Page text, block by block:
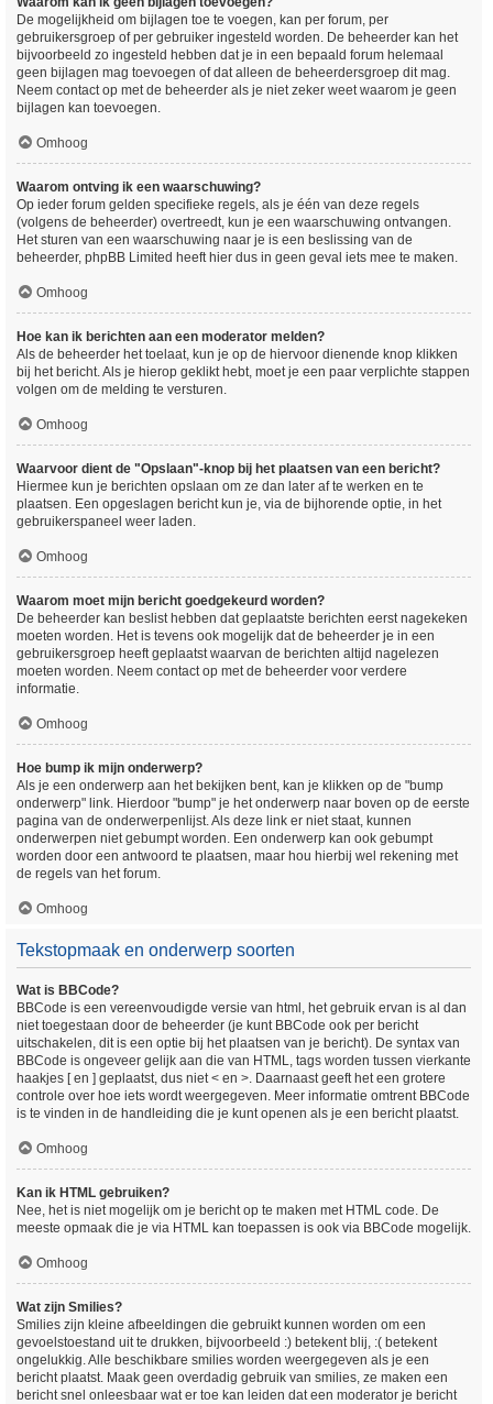
De mogelijkheid om bijlagen toe te voegen, kan per forum, per
gebruikersgroep of per gebruiker ingesteld worden. De beheerder kan het
bijvoorbeeld zo ingesteld hebben dat je in een bepaald forum helemaal
geen bijlagen mag toevoegen of dat alleen de beheerdersgroep dit mag.
Neem contact op met de beheerder als je niet zeker weet waarom je geen
bijlagen kan toevoegen.
Omhoog
Waarom ontving ik een waarschuwing?
Op ieder forum gelden specifieke regels, als je één van deze regels
(volgens de beheerder) overtreedt, kun je een waarschuwing ontvangen.
Het sturen van een waarschuwing naar je is een beslissing van de
beheerder, phpBB Limited heeft hier dus in geen geval iets mee te maken.
Omhoog
Hoe kan ik berichten aan een moderator melden?
Als de beheerder het toelaat, kun je op de hiervoor dienende knop klikken
bij het bericht. Als je hierop geklikt hebt, moet je een paar verplichte stappen
volgen om de melding te versturen.
Omhoog
Waarvoor dient de "Opslaan"-knop bij het plaatsen van een bericht?
Hiermee kun je berichten opslaan om ze dan later af te werken en te
plaatsen. Een opgeslagen bericht kun je, via de bijhorende optie, in het
gebruikerspaneel weer laden.
Omhoog
Waarom moet mijn bericht goedgekeurd worden?
De beheerder kan beslist hebben dat geplaatste berichten eerst nagekeken
moeten worden. Het is tevens ook mogelijk dat de beheerder je in een
gebruikersgroep heeft geplaatst waarvan de berichten altijd nagelezen
moeten worden. Neem contact op met de beheerder voor verdere
informatie.
Omhoog
Hoe bump ik mijn onderwerp?
Als je een onderwerp aan het bekijken bent, kan je klikken op de "bump
onderwerp" link. Hierdoor "bump" je het onderwerp naar boven op de eerste
pagina van de onderwerpenlijst. Als deze link er niet staat, kunnen
onderwerpen niet gebumpt worden. Een onderwerp kan ook gebumpt
worden door een antwoord te plaatsen, maar hou hierbij wel rekening met
de regels van het forum.
Omhoog
Tekstopmaak en onderwerp soorten
Wat is BBCode?
BBCode is een vereenvoudigde versie van html, het gebruik ervan is al dan
niet toegestaan door de beheerder (je kunt BBCode ook per bericht
uitschakelen, dit is een optie bij het plaatsen van je bericht). De syntax van
BBCode is ongeveer gelijk aan die van HTML, tags worden tussen vierkante
haakjes [ en ] geplaatst, dus niet < en >. Daarnaast geeft het een grotere
controle over hoe iets wordt weergegeven. Meer informatie omtrent BBCode
is te vinden in de handleiding die je kunt openen als je een bericht plaatst.
Omhoog
Kan ik HTML gebruiken?
Nee, het is niet mogelijk om je bericht op te maken met HTML code. De
meeste opmaak die je via HTML kan toepassen is ook via BBCode mogelijk.
Omhoog
Wat zijn Smilies?
Smilies zijn kleine afbeeldingen die gebruikt kunnen worden om een
gevoelstoestand uit te drukken, bijvoorbeeld :) betekent blij, :( betekent
ongelukkig. Alle beschikbare smilies worden weergegeven als je een
bericht plaatst. Maak geen overdadig gebruik van smilies, ze maken een
bericht snel onleesbaar wat er toe kan leiden dat een moderator je bericht